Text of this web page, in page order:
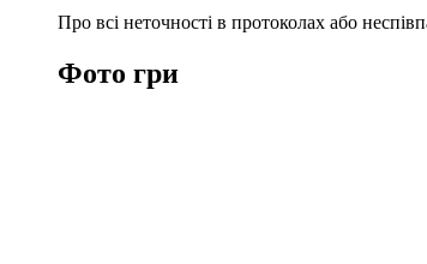
Про всі неточності в протоколах або
Фото гри